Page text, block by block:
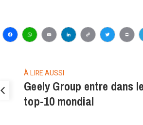
Facebook
WhatsApp
EmailLinkedIn
Copy
À LIRE AUSSI
Geely Group entre dans le
top-10 mondial